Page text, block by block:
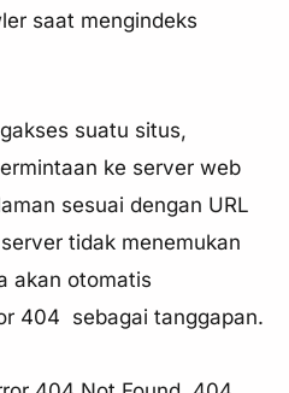
saat mengindeks
suatu situs,
ke server web
sesuai dengan URL
tidak menemukan
akan otomatis
404 sebagai tanggapan.